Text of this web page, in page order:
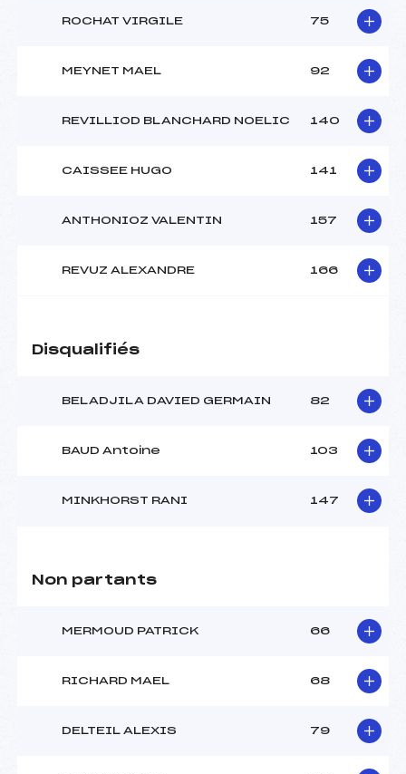
ROCHAT VIRGILE 75
MEYNET MAEL 92
REVILLIOD BLANCHARD NOELIC 140
CAISSEE HUGO 141
ANTHONIOZ VALENTIN 157
REVUZ ALEXANDRE 166
Disqualifiés
BELADJILA DAVIED GERMAIN 82
BAUD Antoine 103
MINKHORST RANI 147
Non partants
MERMOUD PATRICK 66
RICHARD MAEL 68
DELTEIL ALEXIS 79